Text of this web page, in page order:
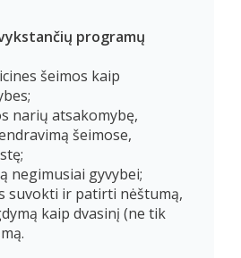
programų
šeimos kaip
narių atsakomybę,
šeimose,
negimusiai gyvybei;
suvokti ir patirti nėštumą,
kaip dvasinį (ne tik